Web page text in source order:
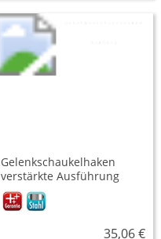
Gelenkschaukelhaken
verstärkte Ausführung
35,06 €